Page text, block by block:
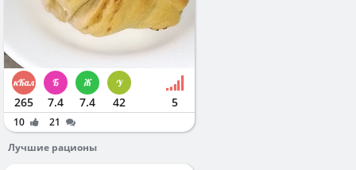
265 7.4 7.4 42 5
10
21
Лучшие рационы